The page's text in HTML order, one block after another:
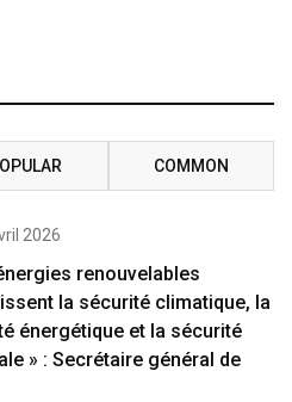
COMMON
2026
renouvelables
la sécurité climatique, la
énergétique et la sécurité
» : Secrétaire général de